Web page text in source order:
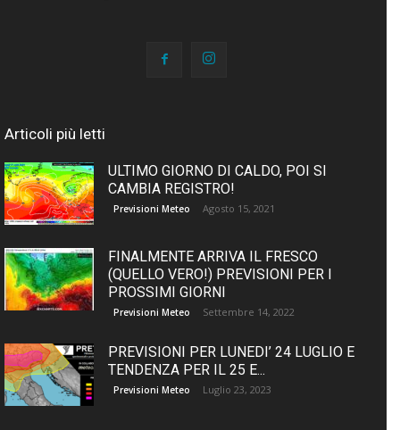
Articoli più letti
ULTIMO GIORNO DI CALDO, POI SI
CAMBIA REGISTRO!
Previsioni Meteo Agosto 15, 2021
FINALMENTE ARRIVA IL FRESCO
(QUELLO VERO!) PREVISIONI PER I
PROSSIMI GIORNI
Previsioni Meteo Settembre 14, 2022
PREVISIONI PER LUNEDI’ 24 LUGLIO E
TENDENZA PER IL 25 E...
Previsioni Meteo Luglio 23, 2023